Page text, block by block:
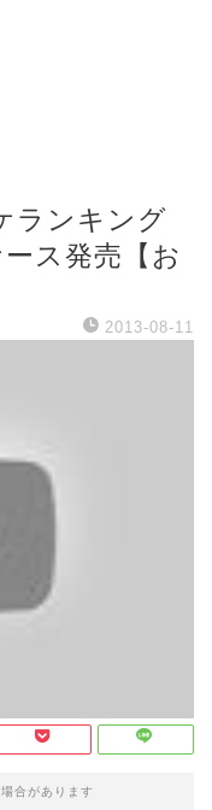
ランキング
ス発売【お
2013-08-11
合があります